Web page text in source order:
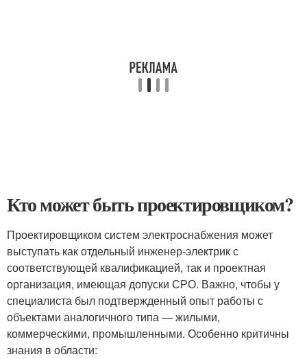
Кто может быть проектировщиком?
Проектировщиком систем электроснабжения может
выступать как отдельный инженер-электрик с
соответствующей квалификацией, так и проектная
организация, имеющая допуски СРО. Важно, чтобы у
специалиста был подтвержденный опыт работы с
объектами аналогичного типа — жилыми,
коммерческими, промышленными. Особенно критичны
знания в области: